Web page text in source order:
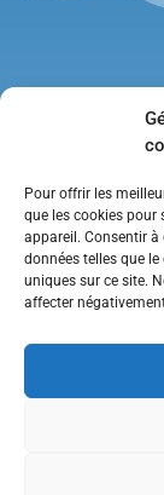
Pour offrir les
que les cookies pour
appareil. Consentir
données telles que
uniques sur ce site.
affecter